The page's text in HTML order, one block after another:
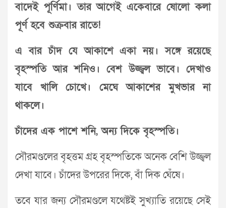
বাদেই পূর্ণিমা। তার আগেই একেবারে ষোলো কলা
পূর্ণ হবে শুক্রবার রাতে!
এ বার চাঁদ যে আকাশে একা নয়। সঙ্গে রয়েছে
বৃহস্পতি আর শনিও। বেশ উজ্জ্বল ভাবে। দেখাও
যাবে খালি চোখে। মেঘে আকাশের মুখভার না
থাকলে।
চাঁদের এক পাশে শনি, অন্য দিকে বৃহস্পতি।
সৌরমণ্ডলের বৃহত্তম গ্রহ বৃহস্পতিকে অনেক বেশি উজ্জ্বল
দেখা যাবে। চাঁদের উপরের দিকে, বাঁ দিক ঘেঁষে।
তবে যার জন্য সৌরমণ্ডলে যথেষ্টই সুখ্যাতি রয়েছে সেই